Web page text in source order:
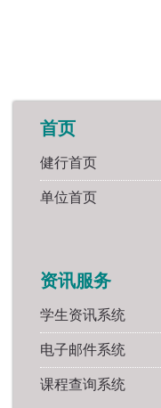
首页
健行首页
单位首页
资讯服务
学生资讯系统
电子邮件系统
课程查询系统